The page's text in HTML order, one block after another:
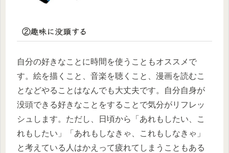
②趣味に没頭する
自分の好きなことに時間を使うこともオススメで
す。絵を描くこと、音楽を聴くこと、漫画を読むこ
となどやることはなんでも大丈夫です。自分自身が
没頭できる好きなことをすることで気分がリフレッ
シュします。ただし、日頃から「あれもしたい、こ
れもしたい」「あれもしなきゃ、これもしなきゃ」
と考えている人はかえって疲れてしまうこともある